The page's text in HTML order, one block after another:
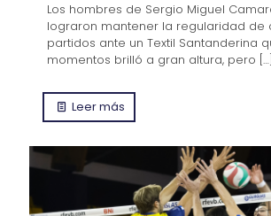
Los hombres de Sergio Miguel
lograron mantener la regularidad de
partidos ante un Textil Santanderina
momentos brilló a gran altura, pero […]
Leer más